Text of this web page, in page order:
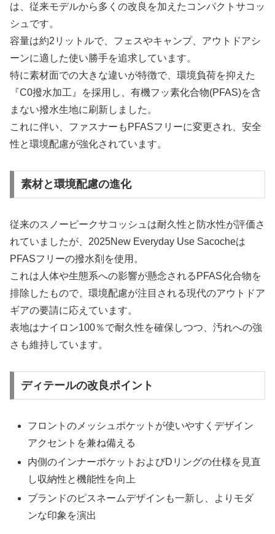
は、従来モデルから多くの改良を加えたコンパクトサコッ
シュです。
容量は約2リットルで、フェスやキャンプ、アウトドアシ
ーンに適した使い勝手を追求しています。
特に素材面での大きな違いが特徴で、環境負荷を抑えた
『C0撥水加工』を採用し、有機フッ素化合物(PFAS)を含
まない撥水生地に刷新しました。
これに伴い、ファスナーもPFASフリーに変更され、安全
性と環境配慮が強化されています。
素材と環境配慮の進化
従来のスノーピークサコッシュは耐久性と防水性が評価さ
れていましたが、2025New Everyday Use Sacocheは
PFASフリーの撥水剤を使用。
これは人体や生態系への影響が懸念されるPFAS化合物を
排除したもので、環境配慮が注目される現代のアウトドア
ギアの要請に応えています。
表地はナイロン100％で耐久性を確保しつつ、汚れへの強
さも維持しています。
ディテールの改良ポイント
フロントのメッシュポケットが使いやすくデザイン
アクセントを兼ね備える
内側のインナーポケットおよびDリングの仕様を見直
し収納性と機能性を向上
ブランドのピスネームデザインも一新し、よりモダ
ンな印象を演出